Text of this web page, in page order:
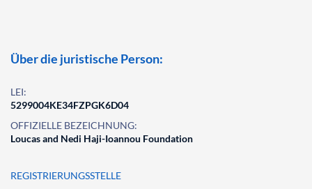
Über die juristische Person:
LEI:
5299004KE34FZPGK6D04
OFFIZIELLE BEZEICHNUNG:
Loucas and Nedi Haji-Ioannou Foundation
REGISTRIERUNGSSTELLE